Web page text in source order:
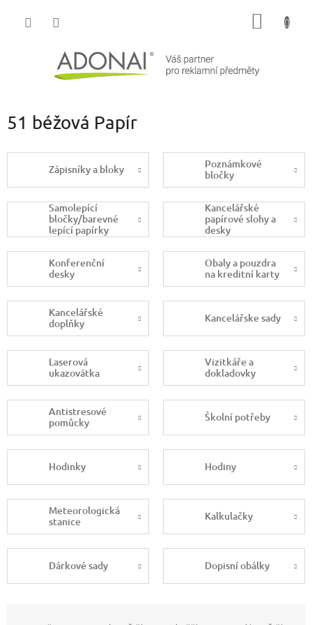
51 béžová Papír
Zápisníky a bloky
Poznámkové
bločky
Samolepící
bločky/barevné
lepící papírky
Kancelářské
papírové slohy a
desky
Konferenční
desky
Obaly a pouzdra
na kreditní karty
Kancelářské
doplňky
Kancelářske sady
Laserová
ukazovátka
Vizitkáře a
dokladovky
Antistresové
pomůcky
Školní potřeby
Hodinky Hodiny
Meteorologická
stanice
Kalkulačky
Dárkové sady Dopisní obálky